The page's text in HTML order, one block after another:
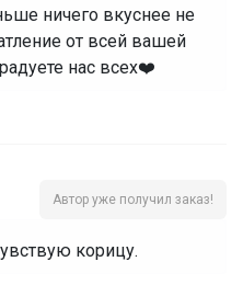
ничего вкуснее не
от всей вашей
нас всех❤️
Автор уже получил заказ!
корицу.